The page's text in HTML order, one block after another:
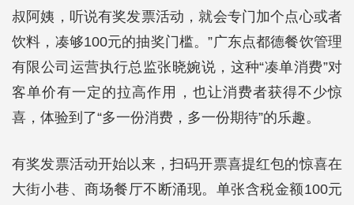
叔阿姨，听说有奖发票活动，就会专门加个点心或者
饮料，凑够100元的抽奖门槛。”广东点都德餐饮管理
有限公司运营执行总监张晓婉说，这种“凑单消费”对
客单价有一定的拉高作用，也让消费者获得不少惊
喜，体验到了“多一份消费，多一份期待”的乐趣。
有奖发票活动开始以来，扫码开票喜提红包的惊喜在
大街小巷、商场餐厅不断涌现。单张含税金额100元